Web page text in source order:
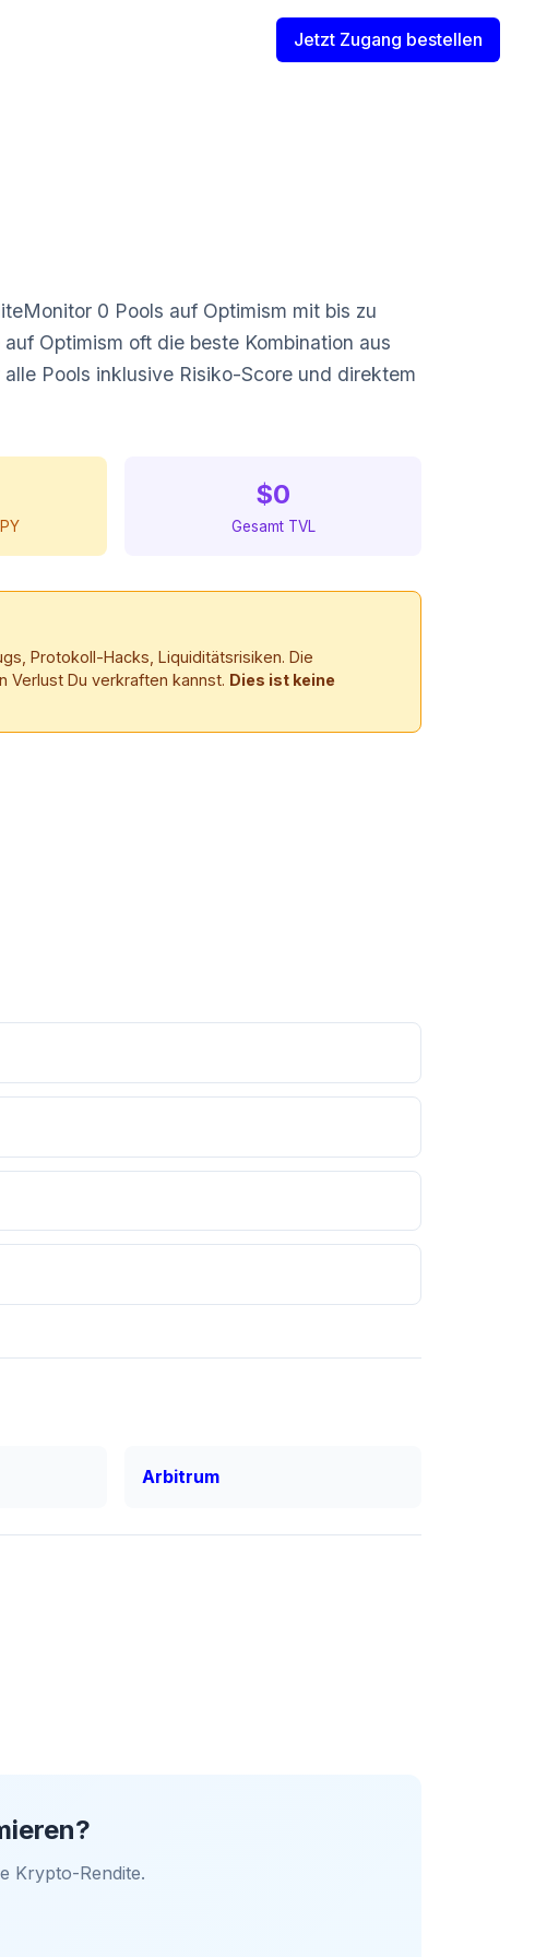
Jetzt Zugang bestellen
0 Pools auf Optimism mit bis zu
Optimism oft die beste Kombination aus
Pools inklusive Risiko-Score und direktem
$0
Gesamt TVL
Protokoll-Hacks, Liquiditätsrisiken. Die
Verlust Du verkraften kannst. Dies ist keine
Arbitrum
Krypto-Rendite.